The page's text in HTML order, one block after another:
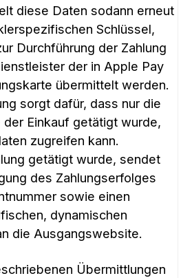
diese Daten sodann erneut
Schlüssel,
Durchführung der Zahlung
der in Apple Pay
übermittelt werden.
sorgt dafür, dass nur die
Einkauf getätigt wurde,
zugreifen kann.
getätigt wurde, sendet
des Zahlungserfolges
sowie einen
dynamischen
die Ausgangswebsite.
Übermittlungen